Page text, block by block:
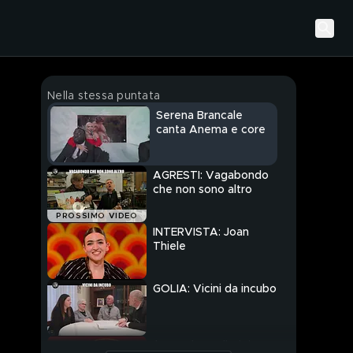
Nella stessa puntata
Serena Brancale
canta Anema e core
PROSSIMO VIDEO
AGRESTI: Vagabondo
che non sono altro
INTERVISTA: Joan
Thiele
GOLIA: Vicini da incubo